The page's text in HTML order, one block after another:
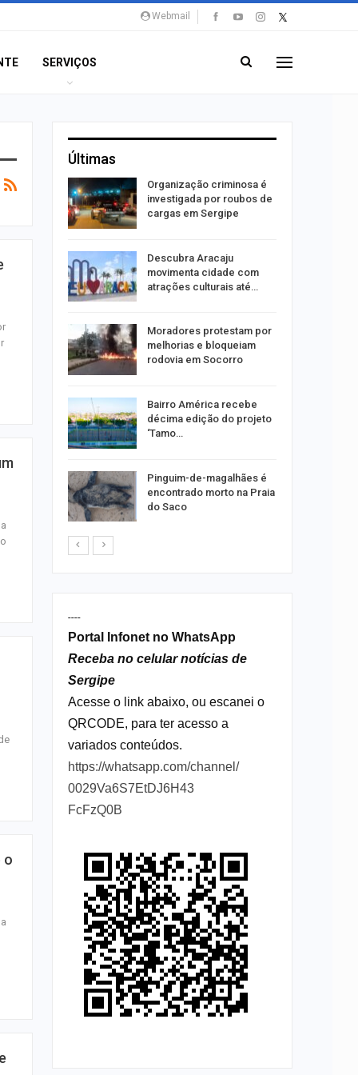
Webmail
SERVIÇOS
o
Últimas
é
em…
Organização criminosa é
investigada por roubos de
cargas em Sergipe
Descubra Aracaju
movimenta cidade com
atrações culturais até…
Moradores protestam por
melhorias e bloqueiam
rodovia em Socorro
Bairro América recebe
décima edição do projeto
‘Tamo…
Pinguim-de-magalhães é
encontrado morto na Praia
do Saco
----
Portal Infonet no WhatsApp
Receba no celular notícias de
Sergipe
Acesse o link abaixo, ou escanei o
QRCODE, para ter acesso a
variados conteúdos.
https://whatsapp.com/channel/
0029Va6S7EtDJ6H43
FcFzQ0B